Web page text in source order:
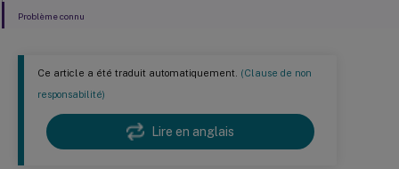
Ce article a été traduit automatiquement. (Clause de non
responsabilité)
Lire en anglais
Problème connu